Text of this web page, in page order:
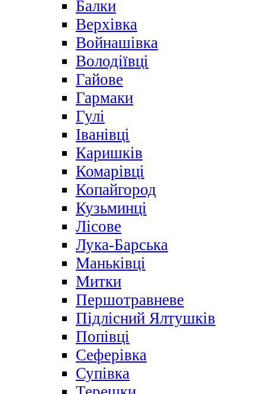
Балки
Верхівка
Войнашівка
Володіївці
Гайове
Гармаки
Гулі
Іванівці
Каришків
Комарівці
Копайгород
Кузьминці
Лісове
Лука-Барська
Маньківці
Митки
Першотравневе
Підлісний Ялтушків
Попівці
Сеферівка
Супівка